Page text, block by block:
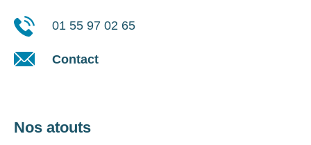
01 55 97 02 65
Contact
Nos atouts